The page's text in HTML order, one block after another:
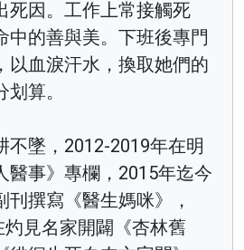
死因。工作上常接觸死
中的善與美。下班後專門
以血淚汗水，換取她們的
算。
不墜，2012-2019年在明
醫事》專欄，2015年迄今
撰寫《醫生媽咪》，
見名家開闢《杏林舊